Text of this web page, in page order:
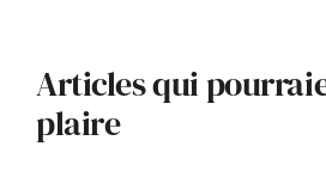
Articles qui
plaire